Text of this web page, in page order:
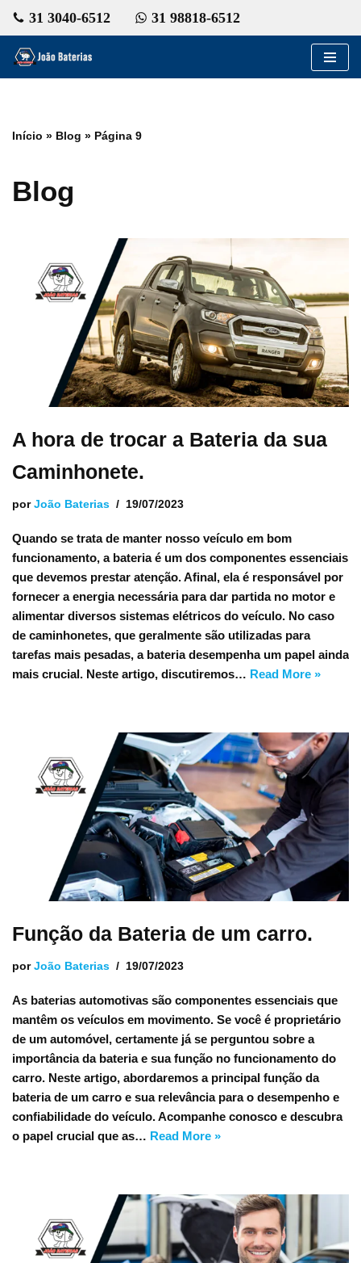
para
o
31 3040-6512 31 98818-6512
Início » Blog » Página 9
Blog
A hora de trocar a Bateria da sua
Caminhonete.
por João Baterias 19/07/2023
Quando se trata de manter nosso veículo em bom
funcionamento, a bateria é um dos componentes essenciais
que devemos prestar atenção. Afinal, ela é responsável por
fornecer a energia necessária para dar partida no motor e
alimentar diversos sistemas elétricos do veículo. No caso
de caminhonetes, que geralmente são utilizadas para
tarefas mais pesadas, a bateria desempenha um papel ainda
mais crucial. Neste artigo, discutiremos… Read More »
Função da Bateria de um carro.
por João Baterias 19/07/2023
As baterias automotivas são componentes essenciais que
mantêm os veículos em movimento. Se você é proprietário
de um automóvel, certamente já se perguntou sobre a
importância da bateria e sua função no funcionamento do
carro. Neste artigo, abordaremos a principal função da
bateria de um carro e sua relevância para o desempenho e
confiabilidade do veículo. Acompanhe conosco e descubra
o papel crucial que as… Read More »